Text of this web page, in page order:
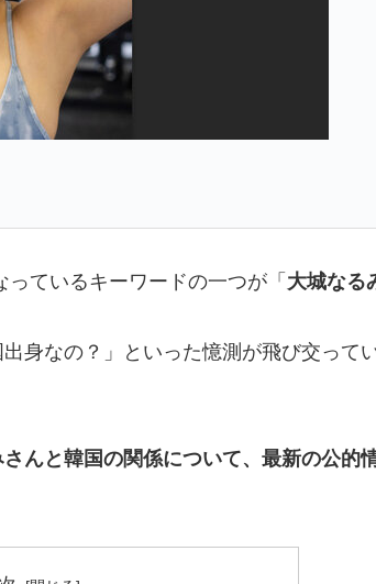
ているキーワードの一つが「 大城なる
身なの？」といった憶測が飛び交ってい
んと韓国の関係について、最新の公的